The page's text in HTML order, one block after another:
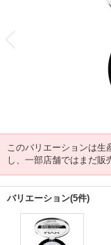
このバリエーションは生
し、一部店舗ではまだ販
バリエーション(5件)